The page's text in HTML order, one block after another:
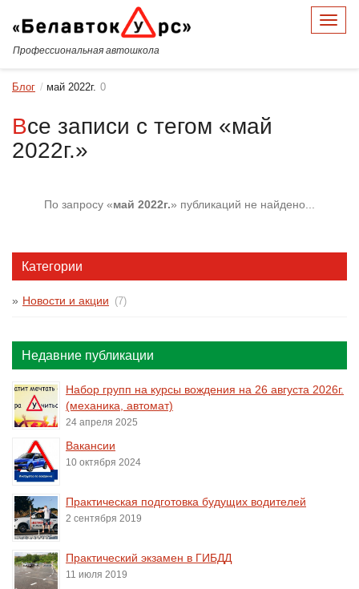
Профессиональная автошкола
Меню
Блог май 2022г. 0
Все записи с тегом «май
2022г.»
По запросу «май 2022г.» публикаций не найдено...
Категории
Новости и акции (7)
Недавние публикации
Набор групп на курсы вождения на 26 августа 2026г.
(механика, автомат)
24 апреля 2025
Вакансии
10 октября 2024
Практическая подготовка будущих водителей
2 сентября 2019
Практический экзамен в ГИБДД
11 июля 2019